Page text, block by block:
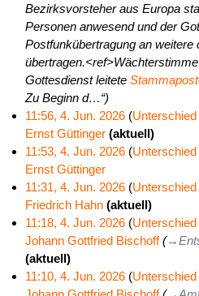
B
e
a
r
b
e
i
t
u
n
g
s
z
u
s
a
m
Bezirksvorsteher aus Europa
Personen anwesend und der
Postfunkübertragung an weitere
Gottesdienst leitete
Zu Beginn d…“
11:56, 4. Jun. 2026 Unterschied
Ernst Güttinger
K
e
i
n
e
B
e
a
r
aktuell
11:53, 4. Jun. 2026 Unterschied
Ernst Güttinger
K
e
i
n
e
B
e
11:31, 4. Jun. 2026 Unterschied
Friedrich Hahn
K
e
i
n
e
aktuell
11:18, 4. Jun. 2026 Unterschied
Johann Gottfried Bischoff →
aktuell
11:10, 4. Jun. 2026 Unterschied